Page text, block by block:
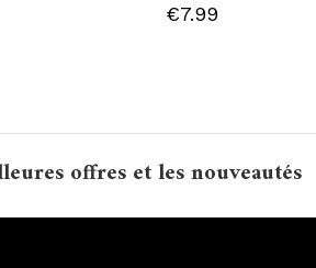
€7.99
offres et les nouveautés